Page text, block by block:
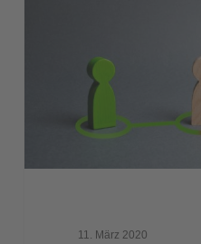
11. März 2020